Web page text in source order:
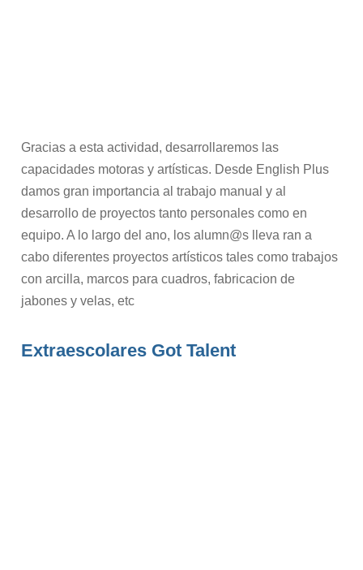
Gracias a esta actividad, desarrollaremos las
capacidades motoras y artísticas. Desde English Plus
damos gran importancia al trabajo manual y al
desarrollo de proyectos tanto personales como en
equipo. A lo largo del ano, los alumn@s lleva ran a
cabo diferentes proyectos artísticos tales como trabajos
con arcilla, marcos para cuadros, fabricacion de
jabones y velas, etc
Extraescolares Got Talent